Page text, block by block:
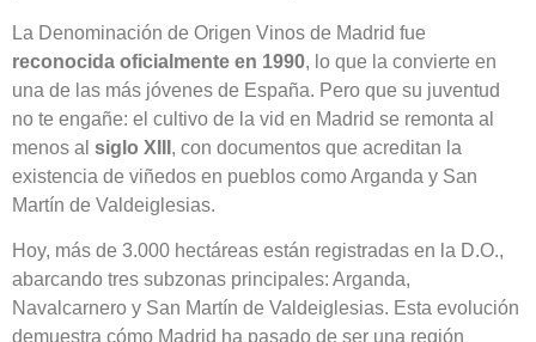
La Denominación de Origen Vinos de Madrid fue
reconocida oficialmente en 1990, lo que la convierte en
una de las más jóvenes de España. Pero que su juventud
no te engañe: el cultivo de la vid en Madrid se remonta al
menos al siglo XIII , con documentos que acreditan la
existencia de viñedos en pueblos como Arganda y San
Martín de Valdeiglesias.
Hoy, más de 3.000 hectáreas están registradas en la D.O.,
abarcando tres subzonas principales: Arganda,
Navalcarnero y San Martín de Valdeiglesias. Esta evolución
demuestra cómo Madrid ha pasado de ser una región